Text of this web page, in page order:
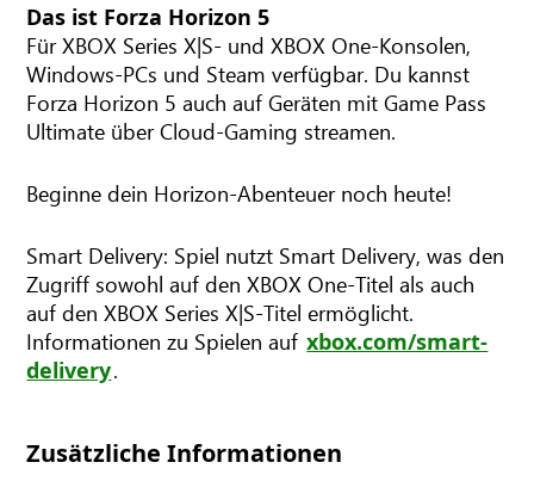
Das ist Forza Horizon 5
Für XBOX Series X|S- und XBOX One-Konsolen,
Windows-PCs und Steam verfügbar. Du kannst
Forza Horizon 5 auch auf Geräten mit Game Pass
Ultimate über Cloud-Gaming streamen.
Beginne dein Horizon-Abenteuer noch heute!
Smart Delivery: Spiel nutzt Smart Delivery, was den
Zugriff sowohl auf den XBOX One-Titel als auch
auf den XBOX Series X|S-Titel ermöglicht.
Informationen zu Spielen auf xbox.com/smart-
delivery.
Zusätzliche Informationen